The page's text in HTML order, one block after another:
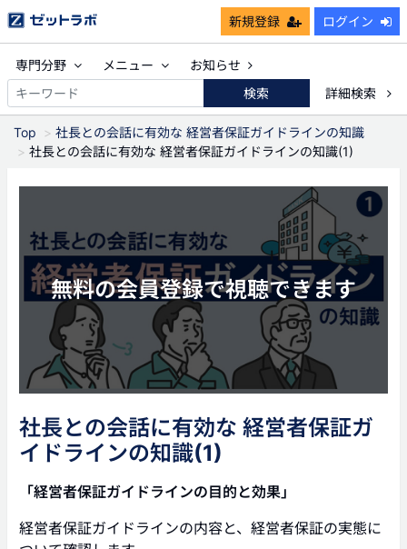
新規登録 ログイン
専門分野 メニュー
お知らせ
検索
詳細検索
Top
社長との会話に有効な 経営者保証ガイドラインの知識
社長との会話に有効な 経営者保証ガイドラインの知識(1)
無料の会員登録で視聴できます
社長との会話に有効な 経営者保証ガ
イドラインの知識(1)
「経営者保証ガイドラインの目的と効果」
経営者保証ガイドラインの内容と、経営者保証の実態に